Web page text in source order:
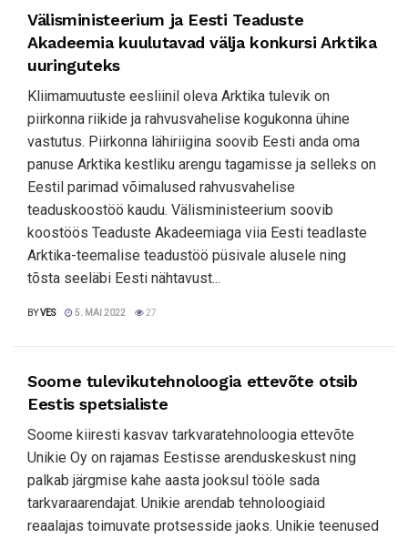
Välisministeerium ja Eesti Teaduste
Akadeemia kuulutavad välja konkursi Arktika
uuringuteks
Kliimamuutuste eesliinil oleva Arktika tulevik on
piirkonna riikide ja rahvusvahelise kogukonna ühine
vastutus. Piirkonna lähiriigina soovib Eesti anda oma
panuse Arktika kestliku arengu tagamisse ja selleks on
Eestil parimad võimalused rahvusvahelise
teaduskoostöö kaudu. Välisministeerium soovib
koostöös Teaduste Akadeemiaga viia Eesti teadlaste
Arktika-teemalise teadustöö püsivale alusele ning
tõsta seeläbi Eesti nähtavust...
BYVES 5. MAI 2022 27
Soome tulevikutehnoloogia ettevõte otsib
Eestis spetsialiste
Soome kiiresti kasvav tarkvaratehnoloogia ettevõte
Unikie Oy on rajamas Eestisse arenduskeskust ning
palkab järgmise kahe aasta jooksul tööle sada
tarkvaraarendajat. Unikie arendab tehnoloogiaid
reaalajas toimuvate protsesside jaoks. Unikie teenused